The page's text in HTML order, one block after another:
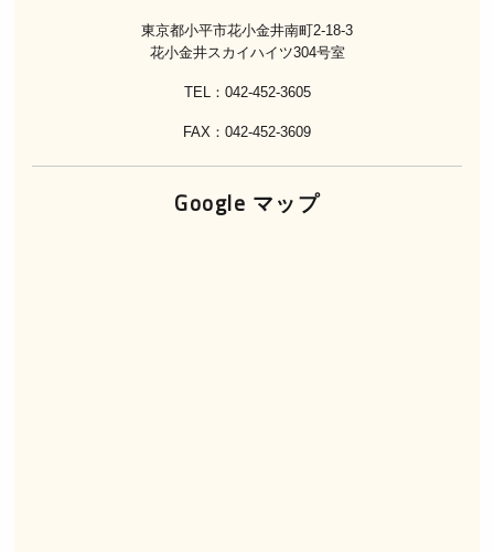
東京都小平市花小金井南町2-18-3
花小金井スカイハイツ304号室
TEL：042-452-3605
FAX：042-452-3609
Google マップ